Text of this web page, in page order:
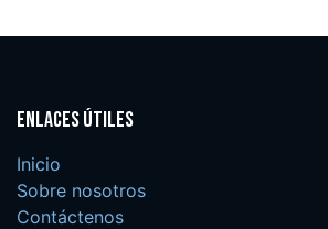
Enlaces útiles
Inicio
Sobre nosotros
Contáctenos